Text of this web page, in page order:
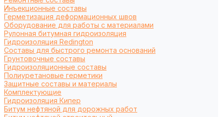
Инъекционные составы
Герметизация деформационных швов
Оборудование для работы с материалами
Рулонная битумная гидроизоляция
Гидроизоляция Redington
Составы для быстрого ремонта оснований
Грунтовочные составы
Гидроизоляционные составы
Полиуретановые герметики
Защитные составы и материалы
Комплектующие
Гидроизоляция Кипер
Битум нефтяной для дорожных работ